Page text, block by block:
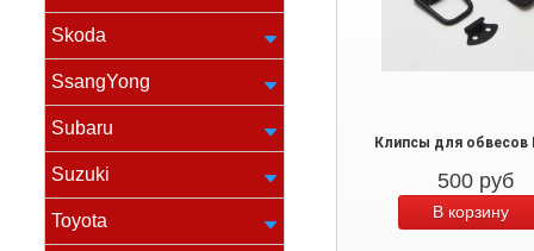
Skoda
SsangYong
Subaru
Suzuki
Toyota
Клипсы для обвесов
500 руб